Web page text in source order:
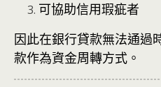
可協助信用瑕疵者
因此在銀行貸款無法通過
款作為資金周轉方式。